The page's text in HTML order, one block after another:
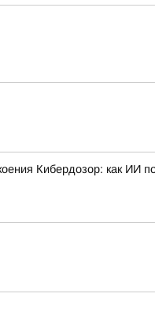
Кибердозор: как ИИ